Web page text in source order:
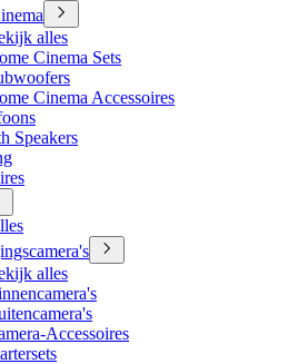
alles
Cinema Sets
Cinema Accessoires
Speakers
alles
Accessoires